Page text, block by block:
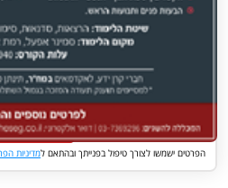
אישור קבלת חומר
שלח
הפרטים ישמשו לצורך טיפול בפנייתך ובהתאם למדיניות